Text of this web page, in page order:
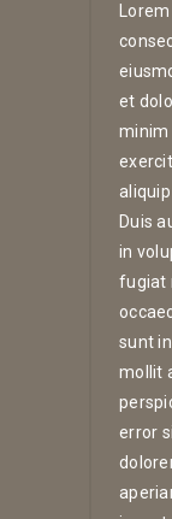
et
minim
Duis
in
fugiat
sunt
mollit
error